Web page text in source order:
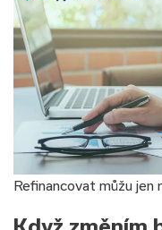
Refinancovat můžu jen